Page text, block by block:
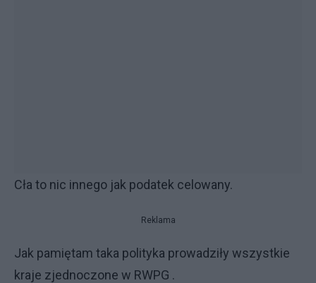
Cła to nic innego jak podatek celowany.
Reklama
Jak pamiętam taka polityka prowadziły wszystkie
kraje zjednoczone w RWPG .